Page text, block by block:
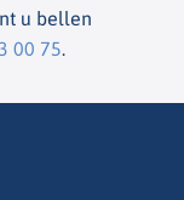
u bellen
00 75.